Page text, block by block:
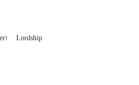
Lordship